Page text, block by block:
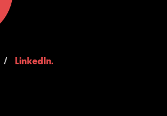
/ LinkedIn.